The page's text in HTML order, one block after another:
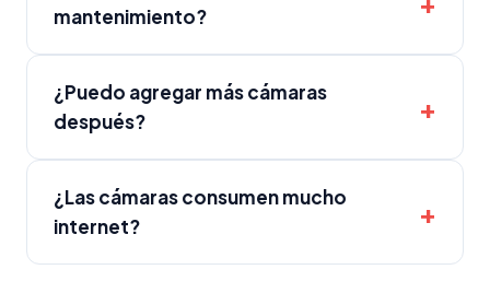
mantenimiento?
¿Puedo agregar más cámaras
después?
¿Las cámaras consumen mucho
internet?